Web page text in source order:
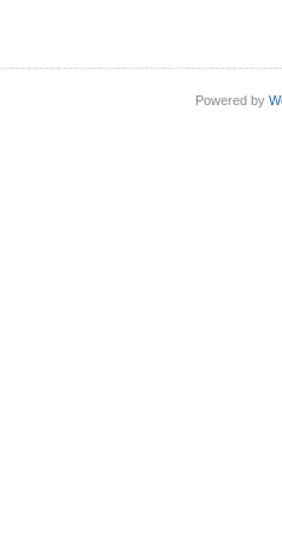
Powered by